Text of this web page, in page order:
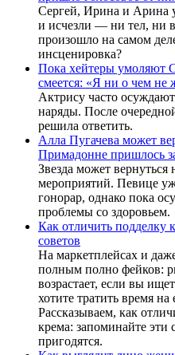
Сергей, Ирина и Арина
и исчезли — ни тел, ни
произошло на самом
инсценировка?
Пока хейтеры умоляют
смеется: «Я ни о чем не
Актрису часто
наряды. После
решила ответить.
Алла Пугачева может
Примадонне пришлось
Звезда может
мероприятий. Певице
гонорар, однако пока
проблемы со здоровьем.
Как отличить подделку
советов
На маркетплейсах и
полным полно фейков:
возрастает, если вы
хотите тратить время
Рассказываем, как
крема: запоминайте эти
пригодятся.